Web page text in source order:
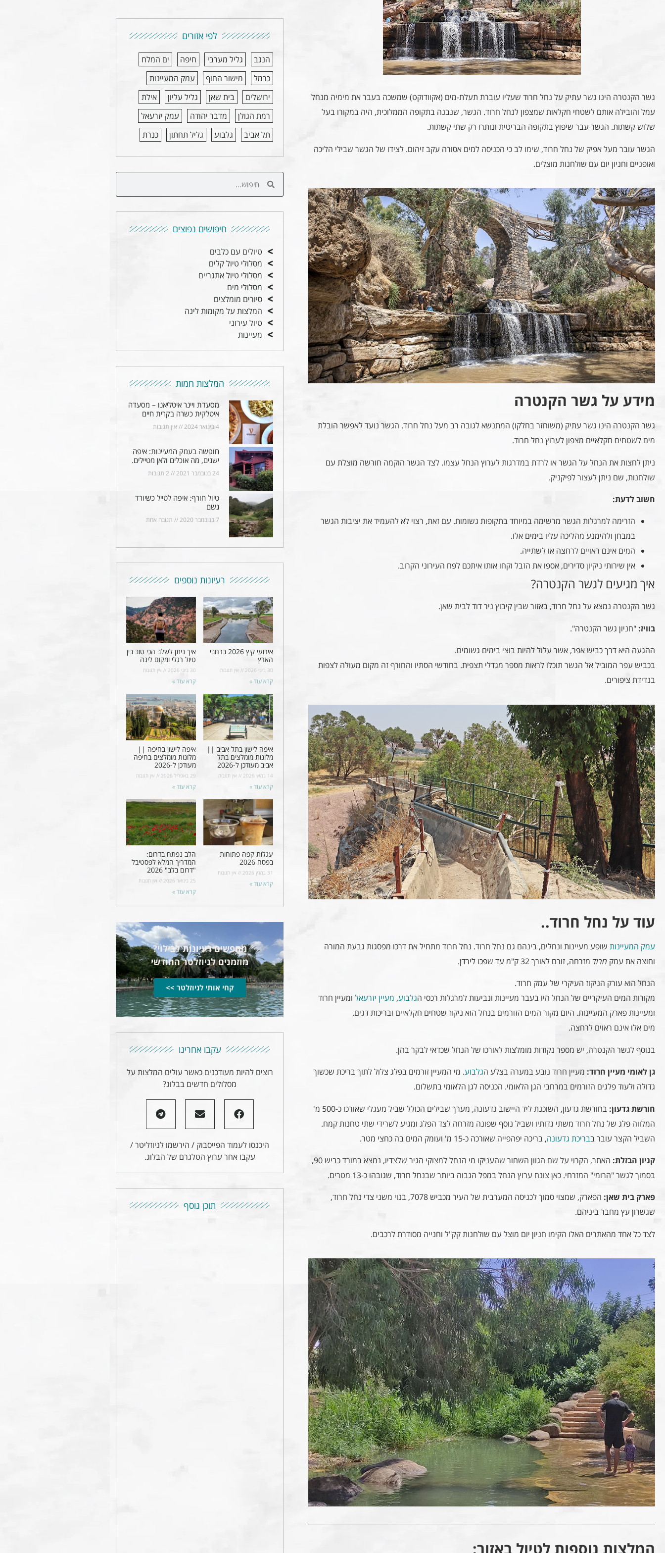
גשר הקנטרה הינו גשר עתיק על נחל חרוד שעליו עוברת תעלת-מים (אקוודוקט) שמשכה בעבר את מימיה מנחל
עמל והובילה אותם לשטחי חקלאות שמצפון לנחל חרוד. הגשר, שנבנה בתקופה הממלוכית, היה במקורו בעל
שלוש קשתות. הגשר עבר שיפוץ בתקופה הבריטית ונותרו רק שתי קשתות.
הגשר עובר מעל אפיק של נחל חרוד, שימו לב כי הכניסה למים אסורה עקב זיהום. לצידו של הגשר שבילי הליכה
ואופניים וחניון יום עם שולחנות מוצלים.
מידע על גשר הקנטרה
גשר הקנטרה הינו גשר עתיק (משוחזר בחלקו) המתנשא לגובה רב מעל נחל חרוד. הגשר נועד לאפשר הובלת
מים לשטחים חקלאיים מצפון לערוץ נחל חרוד.
ניתן לחצות את הנחל על הגשר או לרדת במדרגות לערוץ הנחל עצמו. לצד הגשר הוקמה חורשה מוצלת עם
שולחנות, שם ניתן לעצור לפיקניק.
חשוב לדעת:
הזרימה למרגלות הגשר מרשימה במיוחד בתקופות גשומות. עם זאת, רצוי לא להעמיד את יציבות הגשר
במבחן ולהימנע מהליכה עליו בימים אלו.
המים אינם ראויים לרחצה או לשתייה.
אין שירותי ניקיון סדירים, אספו את הזבל וקחו אותו איתכם לפח העירוני הקרוב.
איך מגיעים לגשר הקנטרה?
גשר הקנטרה נמצא על נחל חרוד, באזור שבין קיבוץ ניר דוד לבית שאן.
בוויז: "חניון גשר הקנטרה".
ההגעה היא דרך כביש אפר, אשר עלול להיות בוצי בימים גשומים.
בכביש עפר המוביל אל הגשר תוכלו לראות מספר מגדלי תצפית. בחודשי הסתיו והחורף זה מקום מעולה לצפות
בנדידת ציפורים.
עוד על נחל חרוד..
עמק המעיינות שופע מעיינות ונחלים, בינהם גם נחל חרוד. נחל חרוד מתחיל את דרכו מפסגות גבעת המורה
וחוצה את עמק חרוד מזרחה, זורם לאורך 32 ק"מ עד שפכו לירדן.
הנחל הוא עורק הניקוז העיקרי של עמק חרוד.
מקורות המים העיקריים של הנחל היו בעבר מעיינות ונביעות למרגלות רכסי הגלבוע, מעיין יזרעאל ומעיין חרוד
ומעיינות פארק המעיינות. היום מקור המים הזורמים בנחל הוא ניקוז שטחים חקלאיים ובריכות דגים.
מים אלו אינם ראוים לרחצה.
בנוסף לגשר הקנטרה, יש מספר נקודות מומלצות לאורכו של הנחל שכדאי לבקר בהן.
גן לאומי מעיין חרוד: מעיין חרוד נובע במערה בצלע הגלבוע. מי המעיין זורמים בפלג צלול לתוך בריכת שכשוך
גדולה ולעוד פלגים הזורמים במרחבי הגן הלאומי. הכניסה לגן הלאומי בתשלום.
חורשת גדעון:
בחורשת גדעון, השוכנת ליד היישוב גדעונה, מערך שבילים הכולל שביל מעגלי שאורכו כ-500 מ'
המלווה פלג של נחל חרוד משתי גדותיו ושביל נוסף שפונה מזרחה לצד הפלג ומגיע לשרידי שתי טחנות קמח.
השביל הקצר עובר בבריכת גדעונה, בריכה יפהפייה שאורכה כ-15 מ' ועומק המים בה כחצי מטר.
קניון הבזלת:
האתר, הקרוי על שם הגוון השחור שהעניקו מי הנחל למצוקי הגיר שלצדיו, נמצא במורד כביש 90,
בסמוך לגשר "הרומי" המזרחי. כאן צונח ערוץ הנחל במפל הגבוה ביותר שבנחל חרוד, שגובהו כ-13 מטרים.
פארק בית שאן:
הפארק, שמצוי סמוך לכניסה המערבית של העיר מכביש 7078, בנוי משני צדי נחל חרוד,
שגשרון עץ מחבר ביניהם.
לצד כל אחד מהאתרים האלו הקימו חניון יום מוצל עם שולחנות קק"ל וחנייה מסודרת לרכבים.
לפי אזורים
הנגב גליל מערבי חיפה
ים המלח
כרמל
מישור החוף
עמק המעיינות
ירושלים
בית שאן גליל עליון
אילת
רמת הגולן
מדבר יהודה
עמק יזרעאל
תל אביב
גלבוע גליל תחתון כנרת
חיפושים נפוצים
טיולים עם כלבים
מסלולי טיול קלים
מסלולי טיול אתגריים
מסלולי מים
סיורים מומלצים
המלצות על מקומות לינה
טיול עירוני
מעיינות
המלצות חמות
מסעדת ויינר איטליאנו – מסעדה
איטלקית כשרה בקרית חיים
4 בינואר 2024 אין תגובות
חופשה בעמק המעיינות: איפה
ישנים, מה אוכלים ולאן מטיילים.
24 בנובמבר 2021
טיול חורף: איפה לטייל כשיורד
גשם
7 בנובמבר 2020 תגובה אחת
רעיונות נוספים
אירועי קיץ 2026 ברחבי
הארץ
30 ביוני 2026 אין תגובות
קרא עוד »
איך ניתן לשלב הכי טוב בין
טיול רגלי ומקום לינה
30 ביוני 2026 אין תגובות
קרא עוד »
איפה לישון בתל אביב ||
מלונות מומלצים בתל
אביב מעודכן ל-2026
14 במאי 2026 אין תגובות
קרא עוד »
איפה לישון בחיפה ||
מלונות מומלצים בחיפה
מעודכן ל-2026
29 באפריל 2026 אין תגובות
קרא עוד »
עגלות קפה פתוחות
בפסח 2026
31 במרץ 2026 אין תגובות
קרא עוד »
הלב נפתח בדרום:
המדריך המלא לפסטיבל
"דרום בלב" 2026
25 בינואר 2026 אין תגובות
קרא עוד »
מחפשים רעיונות לבילוי?
מוזמנים לניוזלטר החודשי
קחי אותי לניוזלטר >>
עקבו אחרינו
רוצים להיות מעודכנים כאשר עולים המלצות על
מסלולים חדשים בבלוג?
היכנסו לעמוד הפייסבוק / הירשמו לניוזליטר /
עקבו אחר ערוץ הטלגרם של הבלוג.
תוכן נוסף